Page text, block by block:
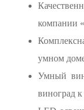
компании
умном
Умный
виноград